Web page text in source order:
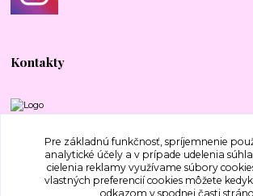
Kontakty
+421 917 577 388
bajecnavlna@gmail.com
Pre základnú funkčnosť, spríjemnenie
analytické účely a v prípade udelenia
cielenia reklamy využívame súbory
vlastných preferencií cookies môžete
odkazom v spodnej časti